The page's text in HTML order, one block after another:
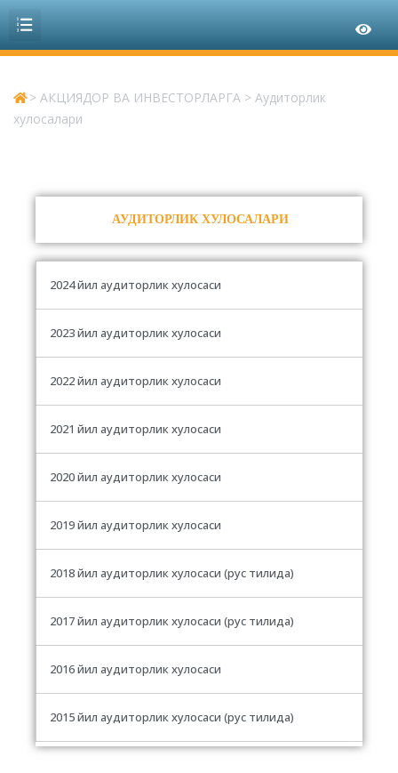
> АКЦИЯДОР ВА ИНВЕСТОРЛАРГА > Аудиторлик
хулосалари
АУДИТОРЛИК ХУЛОСАЛАРИ
2024 йил аудиторлик хулосаси
2023 йил аудиторлик хулосаси
2022 йил аудиторлик хулосаси
2021 йил аудиторлик хулосаси
2020 йил аудиторлик хулосаси
2019 йил аудиторлик хулосаси
2018 йил аудиторлик хулосаси (рус тилида)
2017 йил аудиторлик хулосаси (рус тилида)
2016 йил аудиторлик хулосаси
2015 йил аудиторлик хулосаси (рус тилида)